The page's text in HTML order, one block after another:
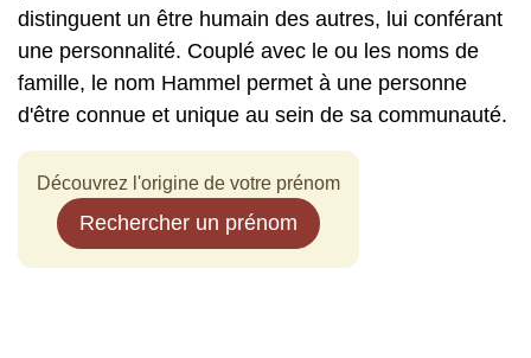
distinguent un être humain des autres, lui conférant
une personnalité. Couplé avec le ou les noms de
famille, le nom Hammel permet à une personne
d'être connue et unique au sein de sa communauté.
Découvrez l'origine de votre prénom
Rechercher un prénom